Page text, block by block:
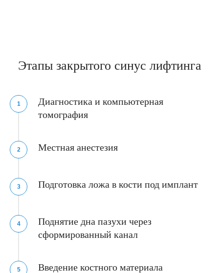
Этапы закрытого синус лифтинга
Диагностика и компьютерная
томография
Местная анестезия
Подготовка ложа в кости под имплант
Поднятие дна пазухи через
сформированный канал
Введение костного материала
Звоните! Мы работаем Пн-Вс 9:00-21:00
Даю согласие на обработку
+7